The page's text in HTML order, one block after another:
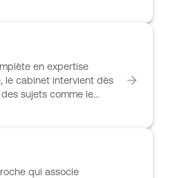
en expertise
le cabinet intervient dès
sujets comme le
Dirigé par Arnaud
de s’appuyer sur
qui associe